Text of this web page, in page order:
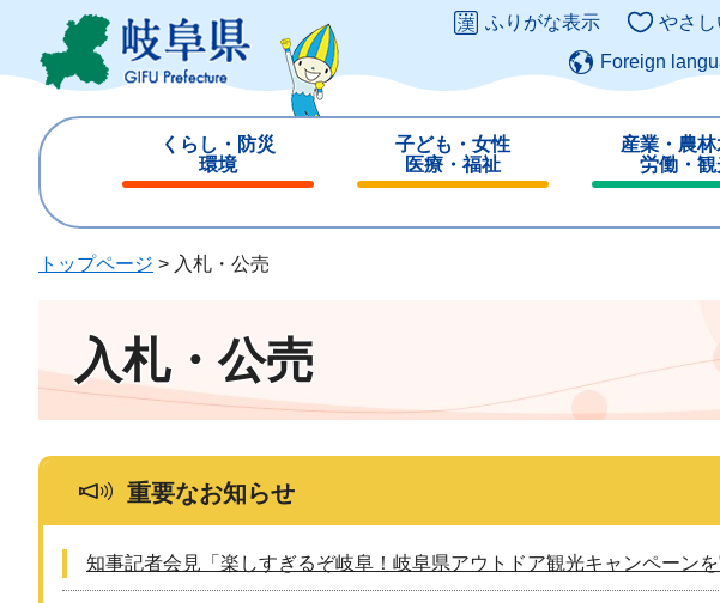
ジ
ュ
ふりがな表示 やさ
Foreign
くらし・防災
環境
じ
子ども・女性
医療・福祉
じ
産業・農
労働・観
じ
トップページ > 入札・公売
入札・公売
重要なお知らせ
知事記者会見「楽しすぎるぞ岐阜！岐阜県アウトドア観光キャンペーン